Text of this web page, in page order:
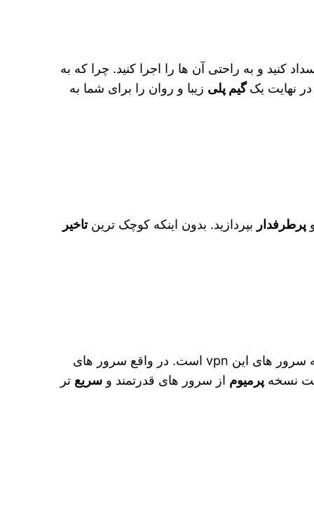
کنید و به راحتی آن ها را اجرا کنید. چرا که به
نهایت یکگیم پلی زیبا و روان را برای شما به
پرطرفدار بپردازید. بدون اینکه کوچک‌ ترینتاخیر
شما هنگام اتصال به سرور های این vpn است. در واقع سرور های
نسخهپرمیوم از سرور های قدرتمند وسریع تر